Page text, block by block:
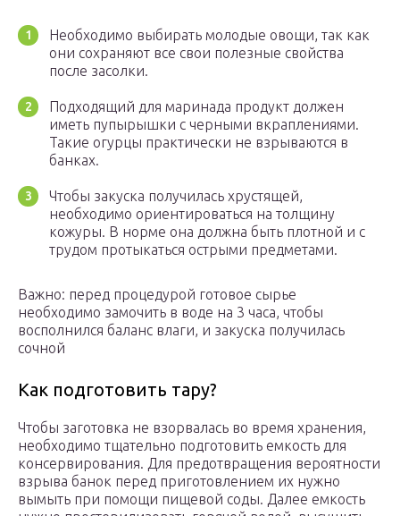
Необходимо выбирать молодые овощи, так как
они сохраняют все свои полезные свойства
после засолки.
Подходящий для маринада продукт должен
иметь пупырышки с черными вкраплениями.
Такие огурцы практически не взрываются в
банках.
Чтобы закуска получилась хрустящей,
необходимо ориентироваться на толщину
кожуры. В норме она должна быть плотной и с
трудом протыкаться острыми предметами.
Важно: перед процедурой готовое сырье
необходимо замочить в воде на 3 часа, чтобы
восполнился баланс влаги, и закуска получилась
сочной
Как подготовить тару?
Чтобы заготовка не взорвалась во время хранения,
необходимо тщательно подготовить емкость для
консервирования. Для предотвращения вероятности
взрыва банок перед приготовлением их нужно
вымыть при помощи пищевой соды. Далее емкость